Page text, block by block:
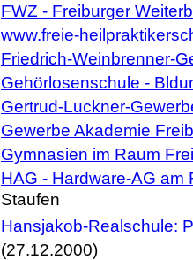
FWZ - Freiburger
www.freie-
Friedrich-Weinbrenner-
Gehörlosenschule -
Gertrud-Luckner-
Gewerbe Akademie
Gymnasien im Raum
HAG - Hardware-AG
Staufen
Hansjakob-Realschule:
(27.12.2000)